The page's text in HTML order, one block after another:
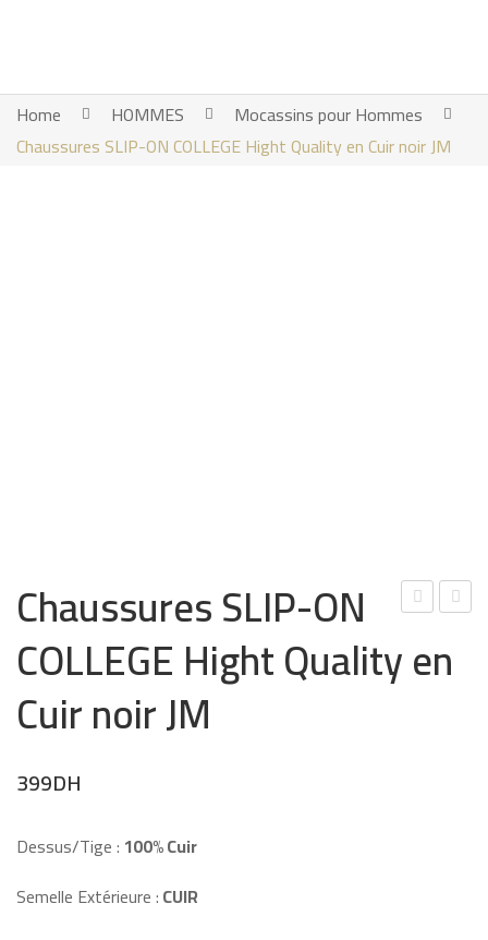
Home HOMMES
Mocassins pour Hommes
Chaussures SLIP-ON COLLEGE Hight Quality en Cuir noir JM
ssur ssur
Chaussures SLIP-ON
COLLEGE Hight Quality en
Cuir noir JM
399DH
Dessus/Tige : 100% Cuir
Semelle Extérieure :CUIR